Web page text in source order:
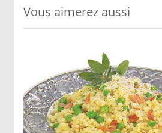
Vous aimerez aussi